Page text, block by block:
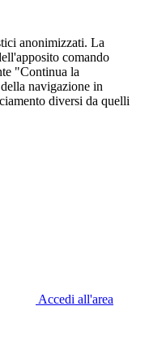
anonimizzati. La
comando
"Continua la
navigazione in
diversi da quelli
Accedi all'area